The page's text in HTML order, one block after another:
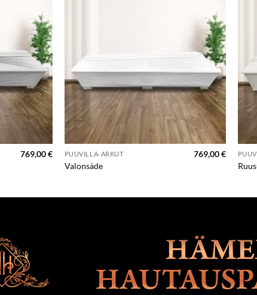
769,00€ PUUVILLA-ARKUT
Valonsäde
769,00€